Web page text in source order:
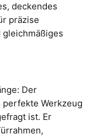
deckendes
präzise
Der
Werkzeug
ist. Er